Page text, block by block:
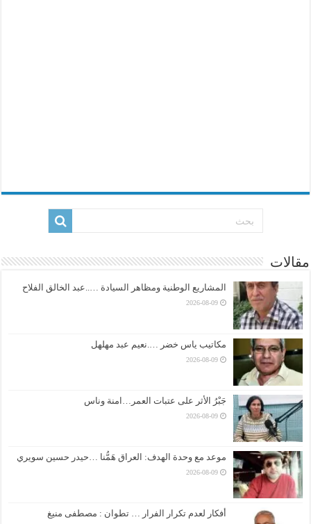
مقالات
المشاريع الوطنية ومظاهر السيادة …..عبد الخالق الفلاح
2026-08-09
مكاتيب ياس خضر ….نعيم عبد مهلهل
2026-08-09
جَبْرُ الأثر على عتبات العمر…امنة وناس
2026-08-09
موعد مع وحدة الهدف: العراق هَمُّنا …حيدر حسين سويري
2026-08-09
أفكار لعدم تكرار الفرار … تطوان : مصطفى منيغ